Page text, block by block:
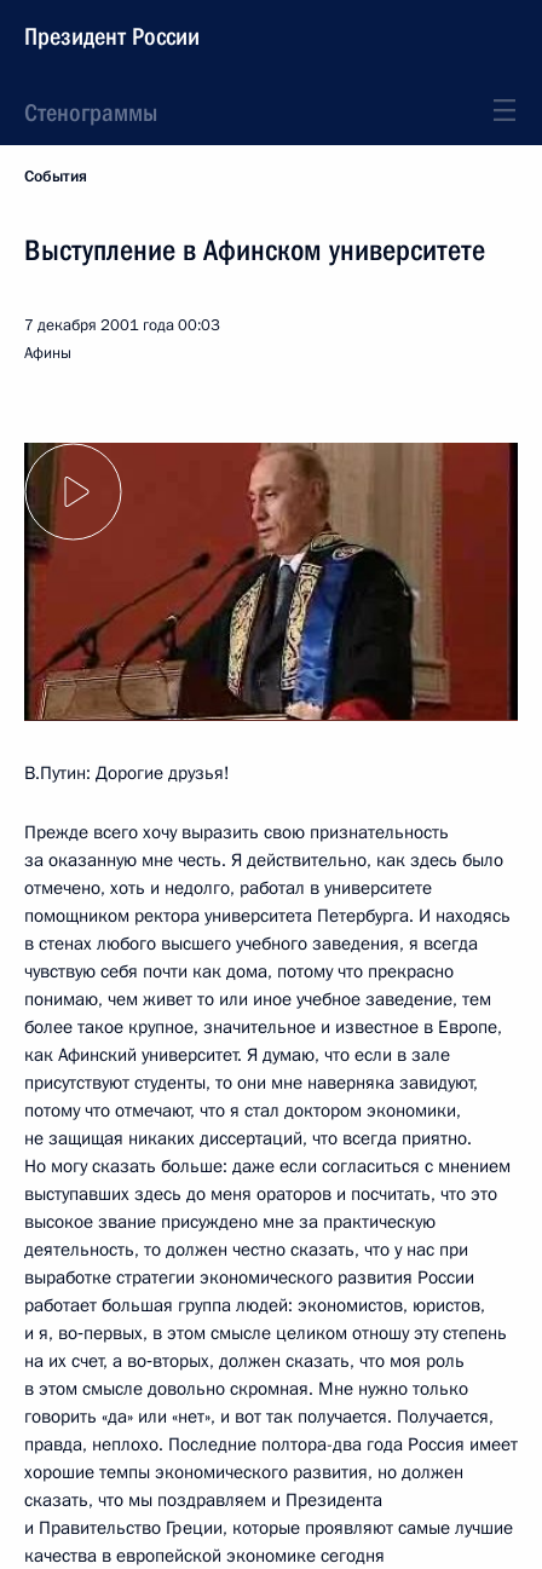
Президент России
Стенограммы
События
Выступление в Афинском университете
7 декабря 2001 года00:03
Афины
В.Путин: Дорогие друзья!
Прежде всего хочу выразить свою признательность
за оказанную мне честь. Я действительно, как здесь было
отмечено, хоть и недолго, работал в университете
помощником ректора университета Петербурга. И находясь
в стенах любого высшего учебного заведения, я всегда
чувствую себя почти как дома, потому что прекрасно
понимаю, чем живет то или иное учебное заведение, тем
более такое крупное, значительное и известное в Европе,
как Афинский университет. Я думаю, что если в зале
присутствуют студенты, то они мне наверняка завидуют,
потому что отмечают, что я стал доктором экономики,
не защищая никаких диссертаций, что всегда приятно.
Но могу сказать больше: даже если согласиться с мнением
выступавших здесь до меня ораторов и посчитать, что это
высокое звание присуждено мне за практическую
деятельность, то должен честно сказать, что у нас при
выработке стратегии экономического развития России
работает большая группа людей: экономистов, юристов,
и я, во‑первых, в этом смысле целиком отношу эту степень
на их счет, а во‑вторых, должен сказать, что моя роль
в этом смысле довольно скромная. Мне нужно только
говорить «да» или «нет», и вот так получается. Получается,
правда, неплохо. Последние полтора-два года Россия имеет
хорошие темпы экономического развития, но должен
сказать, что мы поздравляем и Президента
и Правительство Греции, которые проявляют самые лучшие
качества в европейской экономике сегодня